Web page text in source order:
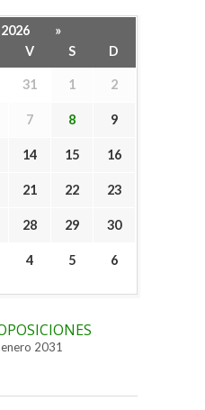
»
V S D
31 1 2
7 8 9
14 15 16
21 22 23
28 29 30
4 5 6
2031